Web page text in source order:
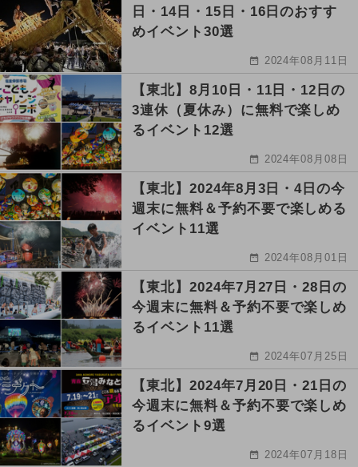
日・14日・15日・16日のおすす
めイベント30選
2024年08月11日
【東北】8月10日・11日・12日の
3連休（夏休み）に無料で楽しめ
るイベント12選
2024年08月08日
【東北】2024年8月3日・4日の今
週末に無料＆予約不要で楽しめる
イベント11選
2024年08月01日
【東北】2024年7月27日・28日の
今週末に無料＆予約不要で楽しめ
るイベント11選
2024年07月25日
【東北】2024年7月20日・21日の
今週末に無料＆予約不要で楽しめ
るイベント9選
2024年07月18日